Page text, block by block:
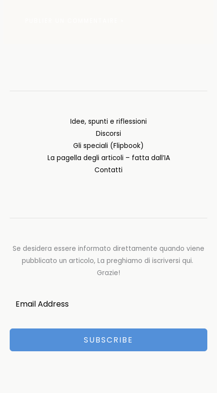
Idee, spunti e riflessioni
Discorsi
Gli speciali (Flipbook)
La pagella degli articoli – fatta dall’IA
Contatti
Se desidera essere informato direttamente quando viene
pubblicato un articolo, La preghiamo di iscriversi qui.
Grazie!
SUBSCRIBE